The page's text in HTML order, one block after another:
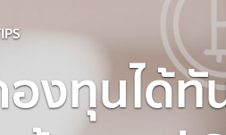
งทุนได้ทั